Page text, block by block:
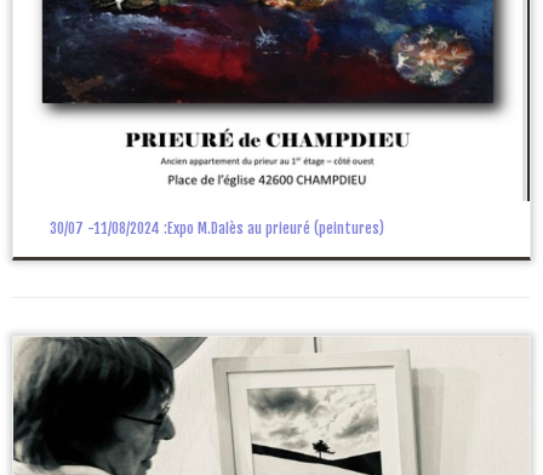
30/07 -11/08/2024 :Expo M.Dalès au prieuré (peintures)